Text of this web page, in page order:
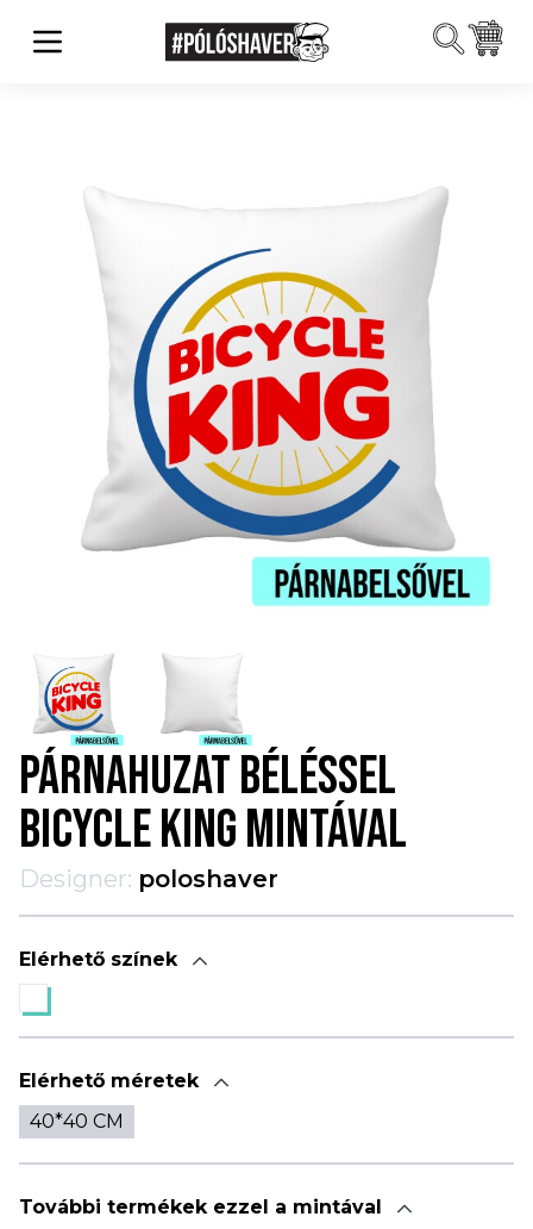
PÁRNAHUZAT BÉLÉSSEL
BICYCLE KING MINTÁVAL
Designer: poloshaver
Elérhető színek
Elérhető méretek
40*40 CM
További termékek ezzel a mintával